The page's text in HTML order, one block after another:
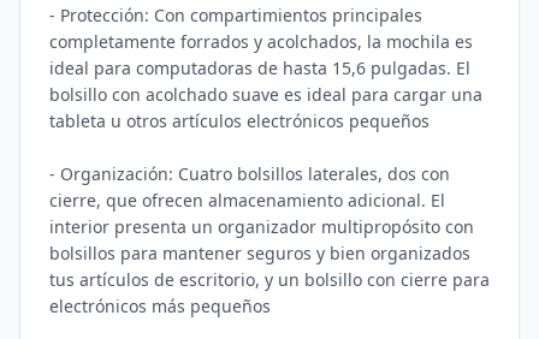
- Protección: Con compartimientos principales
completamente forrados y acolchados, la mochila es
ideal para computadoras de hasta 15,6 pulgadas. El
bolsillo con acolchado suave es ideal para cargar una
tableta u otros artículos electrónicos pequeños
- Organización: Cuatro bolsillos laterales, dos con
cierre, que ofrecen almacenamiento adicional. El
interior presenta un organizador multipropósito con
bolsillos para mantener seguros y bien organizados
tus artículos de escritorio, y un bolsillo con cierre para
electrónicos más pequeños